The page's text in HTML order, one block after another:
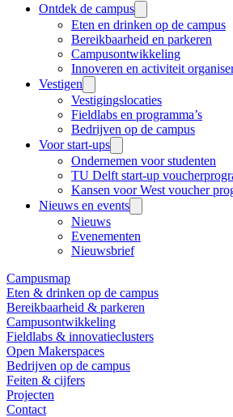
Ontdek de campus
Eten en drinken op de campus
Bereikbaarheid en parkeren
Campusontwikkeling
Innoveren en activiteit
Vestigen
Vestigingslocaties
Fieldlabs en programma’s
Bedrijven op de campus
Voor start-ups
Ondernemen voor studenten
TU Delft start-up
Kansen voor West voucher
Nieuws en events
Nieuws
Evenementen
Nieuwsbrief
Campusmap
Eten & drinken op de campus
Bereikbaarheid & parkeren
Campusontwikkeling
Fieldlabs & innovatieclusters
Open Makerspaces
Bedrijven op de campus
Feiten & cijfers
Projecten
Contact